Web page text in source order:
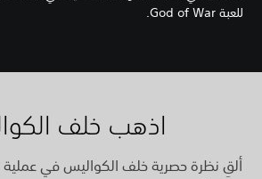
للعبة God of War.
اذهب خلف
ألقِ نظرة حصرية خلف الكواليس في عملية